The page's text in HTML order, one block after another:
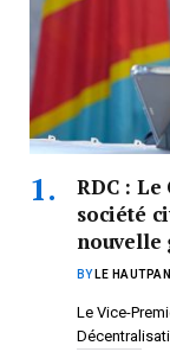
RDC :
société
nouvelle
BY LE
Le Vice-